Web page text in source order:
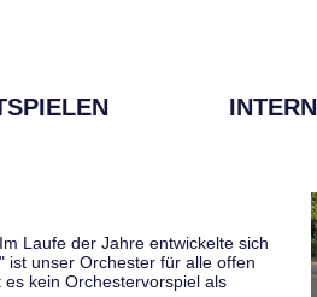
INTERN
Laufe der Jahre entwickelte sich
ist unser Orchester für alle offen
kein Orchestervorspiel als